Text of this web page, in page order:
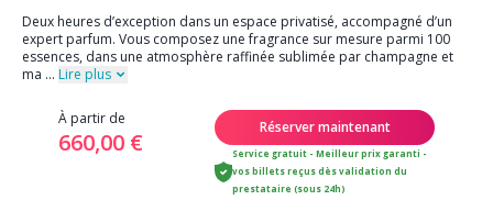
Deux heures d’exception dans un espace privatisé, accompagné d’un
expert parfum. Vous composez une fragrance sur mesure parmi 100
essences, dans une atmosphère raffinée sublimée par champagne et
ma ... Lire plus
À partir de
660,00 €
Réserver maintenant
Service gratuit - Meilleur prix garanti -
vos billets reçus dès validation du
prestataire (sous 24h)